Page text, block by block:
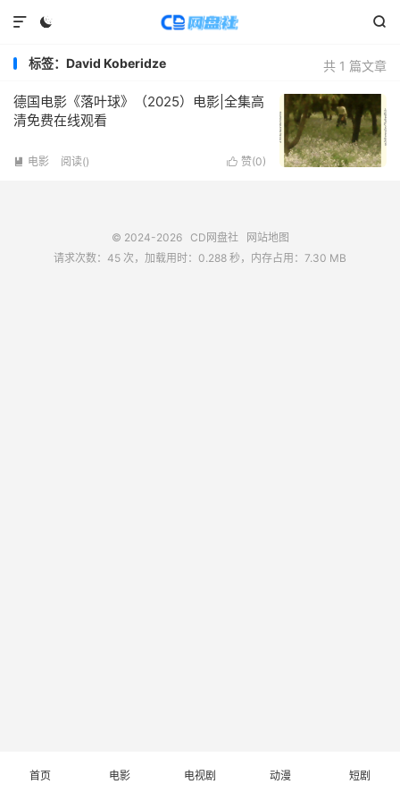
 

共 1 篇文章
标签：David Koberidze
德国电影《落叶球》（2025）电影|全集高
清免费在线观看
 赞(0)
 电影 阅读()
© 2024-2026 CD网盘社
网站地图
请求次数：45 次，加载用时：0.288 秒，内存占用：7.30 MB
首页 电影 电视剧 动漫 短剧